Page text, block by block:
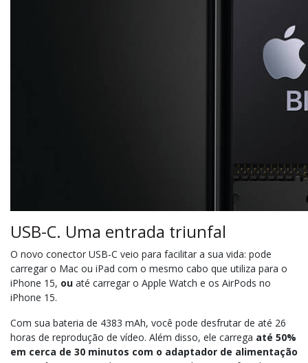
USB-C. Uma entrada triunfal
O novo conector USB-C veio para facilitar a sua vida: pode
carregar o Mac ou iPad com o mesmo cabo que utiliza para o
iPhone 15, ou até carregar o Apple Watch e os AirPods no
iPhone 15.
Com sua bateria de 4383 mAh, você pode desfrutar de até 26
horas de reprodução de vídeo. Além disso, ele carrega até 50%
em cerca de 30 minutos com o adaptador de alimentação